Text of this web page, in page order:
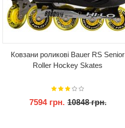
Ковзани роликові Bauer RS Senior
Roller Hockey Skates
7594 грн.10848 грн.